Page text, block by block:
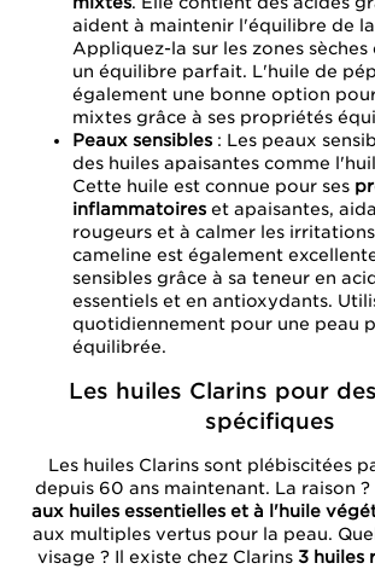
aident à maintenir l'équilibre de
Appliquez-la sur les zones sèches
un équilibre parfait. L'huile de
également une bonne option
mixtes grâce à ses propriétés
Peaux sensibles : Les peaux
des huiles apaisantes comme
Cette huile est connue pour ses
inflammatoires et apaisantes,
rougeurs et à calmer les
cameline est également
sensibles grâce à sa teneur en
essentiels et en antioxydants.
quotidiennement pour une peau
équilibrée.
Les huiles Clarins pour
spécifiques
Les huiles Clarins sont plébiscitées
depuis 60 ans maintenant. La raison
aux huiles essentielles et à l'huile
aux multiples vertus pour la peau.
visage ? Il existe chez Clarins 3 huiles